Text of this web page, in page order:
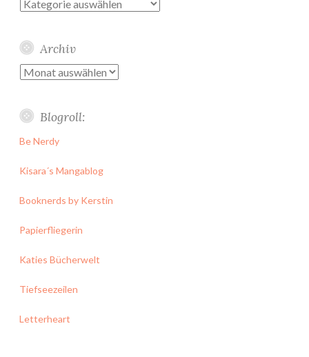
Kategorien
Archiv
Archiv
Blogroll:
Be Nerdy
Kisara´s Mangablog
Booknerds by Kerstin
Papierfliegerin
Katies Bücherwelt
Tiefseezeilen
Letterheart